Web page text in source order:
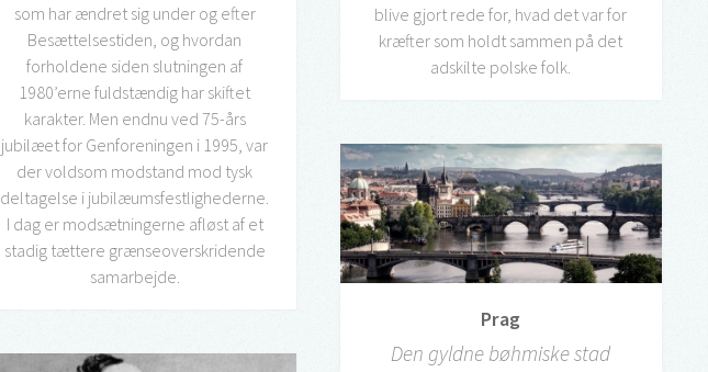
som har ændret sig under og efter
Besættelsestiden, og hvordan
forholdene siden slutningen af
1980’erne fuldstændig har skiftet
karakter. Men endnu ved 75-års
jubilæet for Genforeningen i 1995, var
der voldsom modstand mod tysk
deltagelse i jubilæumsfestlighederne.
I dag er modsætningerne afløst af et
stadig tættere grænseoverskridende
samarbejde.
blive gjort rede for, hvad det var for
kræfter som holdt sammen på det
adskilte polske folk.
Prag
Den gyldne bøhmiske stad